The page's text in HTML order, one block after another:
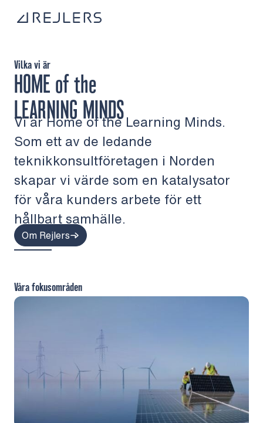
HOMEof the
LEARNING MINDS
Vilka vi är
Vi är Home of the Learning Minds.
Som ett av de ledande
teknikkonsultföretagen i Norden
skapar vi värde som en katalysator
för våra kunders arbete för ett
hållbart samhälle.
Om Rejlers
Våra fokusområden